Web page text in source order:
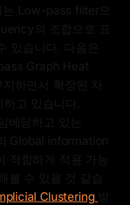
는 Low-pass filter으
의 조합으로 표
있습니다. 다음은
Graph Heat
하면서 확장된 차
하고 있습니다.
베딩하고 있는
Global information
적합하게 적용 가능
볼 수 있을 것 같습
Clustering 방